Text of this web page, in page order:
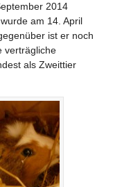
2014
am 14. April
ist er noch
verträgliche
als Zweittier